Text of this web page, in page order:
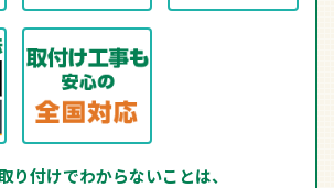
り付けでわからないことは、